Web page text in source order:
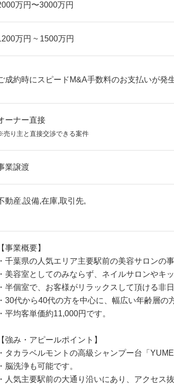
万円〜3000万円
万円 ~ 1500万円
成約時にスピードM&A手数料のお支払いが発
ーナー直接
り主と直接交渉できる案件
業譲渡
動産,設備,在庫,取引先,
事業概要】
千葉県の人気エリア主要駅前の美容サロンの事
美容室としてのみならず、ネイルサロンやキ
半個室で、お客様がリラックスして頂ける非
30代から40代の方を中心に、幅広い年齢層の
平均客単価約11,000円です。
強み・アピールポイント】
タカラベルモントの高級シャンプー台「YUME
脳洗浄も可能です。
人気主要駅前の大通り沿いにあり、アクセス抜